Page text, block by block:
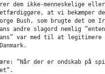
dem ikke-menneskelige eller
at vi bekæmper
Bush, som brugte det om
andre slagord nemlig
var med til at legitimere
”Når der er ondskab på